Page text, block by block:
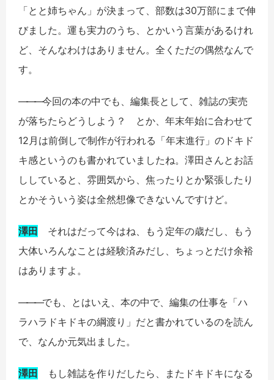
「とと姉ちゃん」が決まって、部数は30万部にまで伸
びました。運も実力のうち、とかいう言葉があるけれ
ど、そんなわけはありません。全くただの偶然なんで
す。
―――今回の本の中でも、編集長として、雑誌の実売
が落ちたらどうしよう？ とか、年末年始に合わせて
12月は前倒しで制作が行われる「年末進行」のドキド
キ感というのも書かれていましたね。澤田さんとお話
ししていると、雰囲気から、焦ったりとか緊張したり
とかそういう姿は全然想像できないんですけど。
澤田 それはだって今はね、もう定年の歳だし、もう
大体いろんなことは経験済みだし、ちょっとだけ余裕
はありますよ。
―――でも、とはいえ、本の中で、編集の仕事を「ハ
ラハラドキドキの綱渡り」だと書かれているのを読ん
で、なんか元気出ました。
澤田 もし雑誌を作りだしたら、またドキドキになる